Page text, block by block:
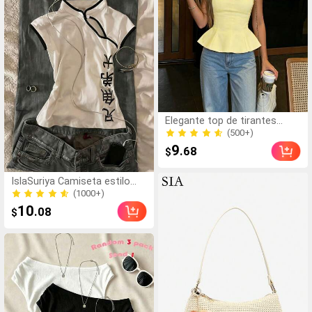
IslaSuriya Camiseta estilo
cheongsam con estampado
de hanzi (caracteres chinos)
para mujer
(1000+)
$10.08
Elegante top de tirantes
finos para mujer, tirantes
finos, diseño corto, bajo
acampanado, casual de
(500+)
$9.68